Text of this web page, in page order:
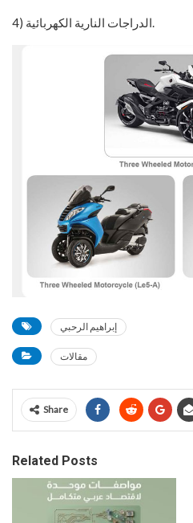
4) الدراجات النارية الكهربائية.
إبراهيم الرحبي
مقالات
Share
Related Posts